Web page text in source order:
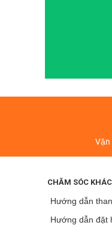
Vận
CHĂM SÓC
Hướng dẫn
Hướng dẫn đặt